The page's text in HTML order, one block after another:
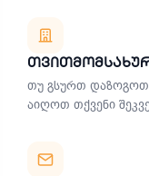
თუ გსურთ დაზოგოთ
აიღოთ თქვენი